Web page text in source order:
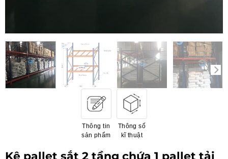
Thông tin
sản phẩm
Thông số
kĩ thuật
Kệ pallet sắt 2 tầng chứa 1 pallet tải